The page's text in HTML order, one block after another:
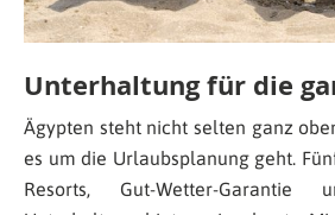
Unterhaltung für die
Ägypten steht nicht selten ganz
es um die Urlaubsplanung geht.
Resorts, Gut-Wetter-